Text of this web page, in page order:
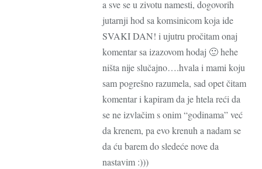
a sve se u zivotu namesti, dogovorih
jutarnji hod sa komsinicom koja ide
SVAKI DAN! i ujutru pročitam onaj
komentar sa izazovom hodaj 🙂 hehe
ništa nije slučajno….hvala i mami koju
sam pogrešno razumela, sad opet čitam
komentar i kapiram da je htela reći da
se ne izvlačim s onim “godinama” već
da krenem, pa evo krenuh a nadam se
da ću barem do sledeće nove da
nastavim :)))